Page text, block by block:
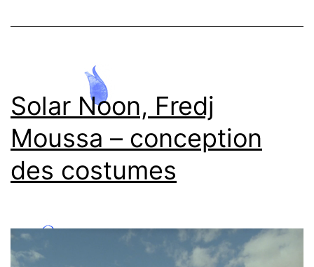
Solar Noon, Fredj
Moussa – conception
des costumes